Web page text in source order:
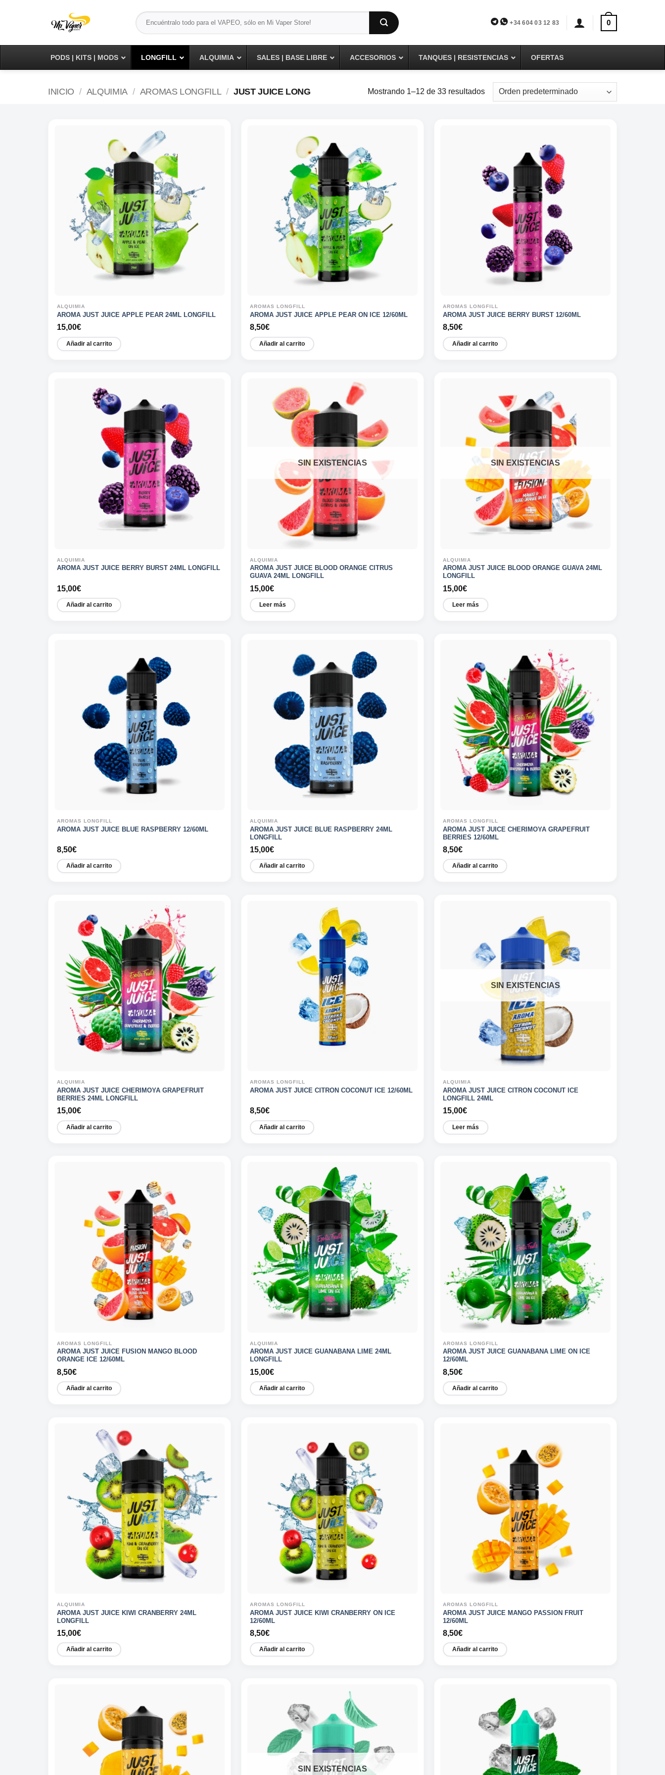
Buscar
por:
+34 604 03 12 83 0
PODS | KITS | MODS LONGFILL ALQUIMIA SALES | BASE LIBRE ACCESORIOS TANQUES | RESISTENCIAS OFERTAS
INICIO / ALQUIMIA / AROMAS LONGFILL / JUST JUICE LONG Mostrando 1–12 de 33 resultados
ALQUIMIA
AROMA JUST JUICE APPLE PEAR 24ML LONGFILL
15,00€
Añadir al carrito
AROMAS LONGFILL
AROMA JUST JUICE APPLE PEAR ON ICE 12/60ML
8,50€
Añadir al carrito
AROMAS LONGFILL
AROMA JUST JUICE BERRY BURST 12/60ML
8,50€
Añadir al carrito
ALQUIMIA
AROMA JUST JUICE BERRY BURST 24ML LONGFILL
15,00€
Añadir al carrito
SIN EXISTENCIAS
ALQUIMIA
AROMA JUST JUICE BLOOD ORANGE CITRUS
GUAVA 24ML LONGFILL
15,00€
Leer más
SIN EXISTENCIAS
ALQUIMIA
AROMA JUST JUICE BLOOD ORANGE GUAVA 24ML
LONGFILL
15,00€
Leer más
AROMAS LONGFILL
AROMA JUST JUICE BLUE RASPBERRY 12/60ML
8,50€
Añadir al carrito
ALQUIMIA
AROMA JUST JUICE BLUE RASPBERRY 24ML
LONGFILL
15,00€
Añadir al carrito
AROMAS LONGFILL
AROMA JUST JUICE CHERIMOYA GRAPEFRUIT
BERRIES 12/60ML
8,50€
Añadir al carrito
ALQUIMIA
AROMA JUST JUICE CHERIMOYA GRAPEFRUIT
BERRIES 24ML LONGFILL
15,00€
Añadir al carrito
AROMAS LONGFILL
AROMA JUST JUICE CITRON COCONUT ICE 12/60ML
8,50€
Añadir al carrito
SIN EXISTENCIAS
ALQUIMIA
AROMA JUST JUICE CITRON COCONUT ICE
LONGFILL 24ML
15,00€
Leer más
AROMAS LONGFILL
AROMA JUST JUICE FUSION MANGO BLOOD
ORANGE ICE 12/60ML
8,50€
Añadir al carrito
ALQUIMIA
AROMA JUST JUICE GUANABANA LIME 24ML
LONGFILL
15,00€
Añadir al carrito
AROMAS LONGFILL
AROMA JUST JUICE GUANABANA LIME ON ICE
12/60ML
8,50€
Añadir al carrito
ALQUIMIA
AROMA JUST JUICE KIWI CRANBERRY 24ML
LONGFILL
15,00€
Añadir al carrito
AROMAS LONGFILL
AROMA JUST JUICE KIWI CRANBERRY ON ICE
12/60ML
8,50€
Añadir al carrito
AROMAS LONGFILL
AROMA JUST JUICE MANGO PASSION FRUIT
12/60ML
8,50€
Añadir al carrito
SIN EXISTENCIAS